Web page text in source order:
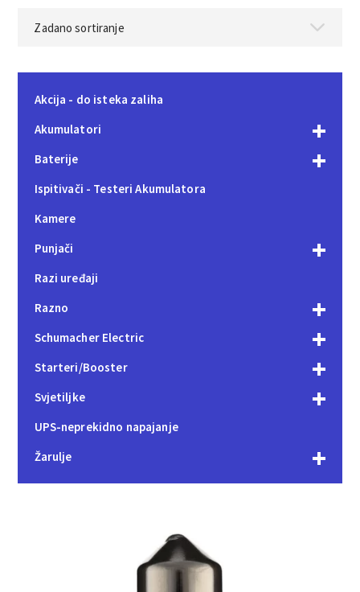
Akcija - do isteka zaliha
Akumulatori
Baterije
Ispitivači - Testeri Akumulatora
Kamere
Punjači
Razi uređaji
Razno
Schumacher Electric
Starteri/Booster
Svjetiljke
UPS-neprekidno napajanje
Žarulje